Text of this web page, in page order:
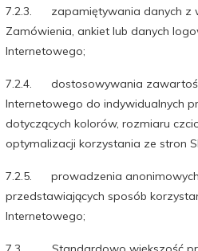
7.2.3. zapamiętywania danych z
Zamówienia, ankiet lub danych
Internetowego;
7.2.4. dostosowywania
Internetowego do indywidualnych
dotyczących kolorów, rozmiaru
optymalizacji korzystania ze stron
7.2.5. prowadzenia
przedstawiających sposób
Internetowego;